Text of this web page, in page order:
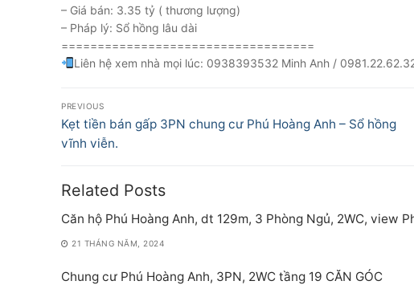
– Giá bán: 3.35 tỷ ( thương lượng)
– Pháp lý: Sổ hồng lâu dài
===================================
Liên hệ xem nhà mọi lúc: 0938393532 Minh Anh /
Điều
hướng
bài
viết
PREVIOUS
Previous
post:
Kẹt tiền bán gấp 3PN chung cư Phú Hoàng Anh – Sổ hồng
vĩnh viễn.
Related Posts
Căn hộ Phú Hoàng Anh, dt 129m, 3 Phòng Ngủ, 2WC, view
21 THÁNG NĂM, 2024
Chung cư Phú Hoàng Anh, 3PN, 2WC tầng 19 CĂN GÓC